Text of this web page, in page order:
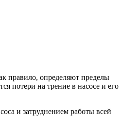
правило, определяют пределы
потери на трение в насосе и его
и затруднением работы всей